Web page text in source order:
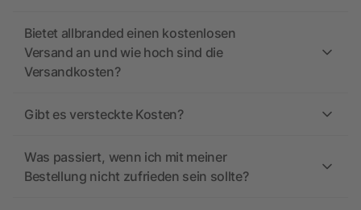
Bietet allbranded einen kostenlosen
Versand an und wie hoch sind die
Versandkosten?
Gibt es versteckte Kosten?
Was passiert, wenn ich mit meiner
Bestellung nicht zufrieden sein sollte?